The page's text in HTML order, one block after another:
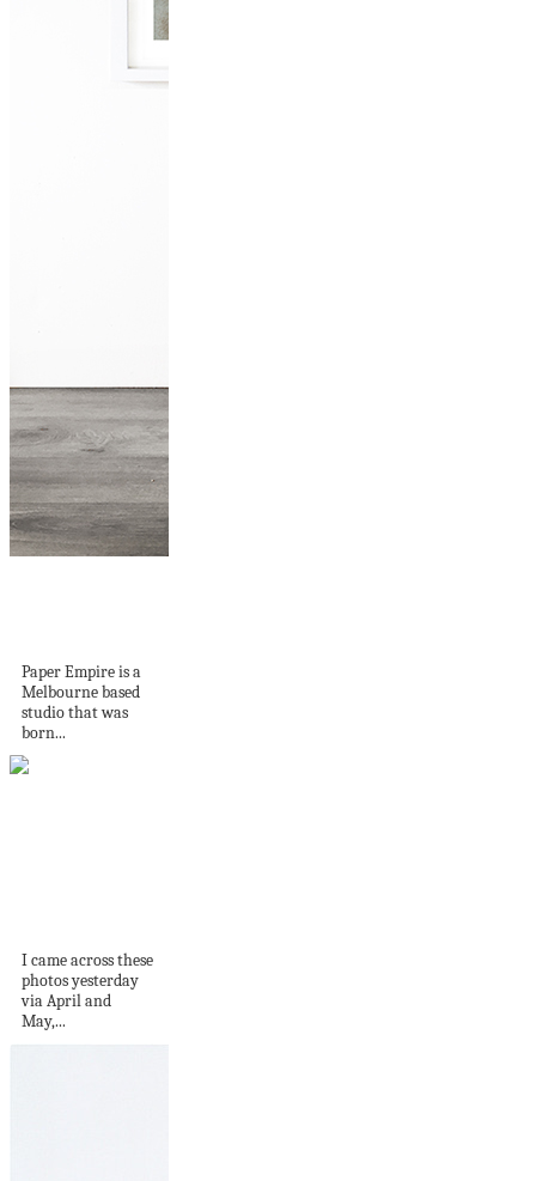
Paper Empire is a
Melbourne based
studio that was
born...
I came across these
photos yesterday
via April and
May,...